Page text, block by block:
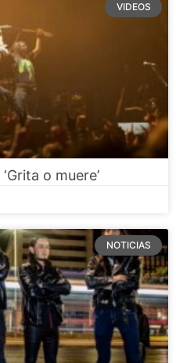
VIDEOS
o muere’
NOTICIAS